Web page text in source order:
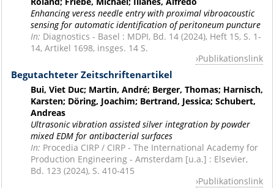
Enhancing veress needle entry with proximal vibroacoustic
sensing for automatic identification of peritoneum puncture
In: Diagnostics - Basel : MDPI, Bd. 14 (2024), Heft 15, S. 1-
14, Artikel 1698, insges. 14 S.
Publikationslink
Begutachteter Zeitschriftenartikel
Bui, Viet Duc; Martin, André; Berger, Thomas; Harnisch,
Karsten; Döring, Joachim; Bertrand, Jessica; Schubert,
Andreas
Ultrasonic vibration assisted silver integration by powder
mixed EDM for antibacterial surfaces
In: Procedia CIRP / CIRP - The International Academy for
Production Engineering - Amsterdam [u.a.] : Elsevier,
Bd. 123 (2024), S. 410-415
Publikationslink